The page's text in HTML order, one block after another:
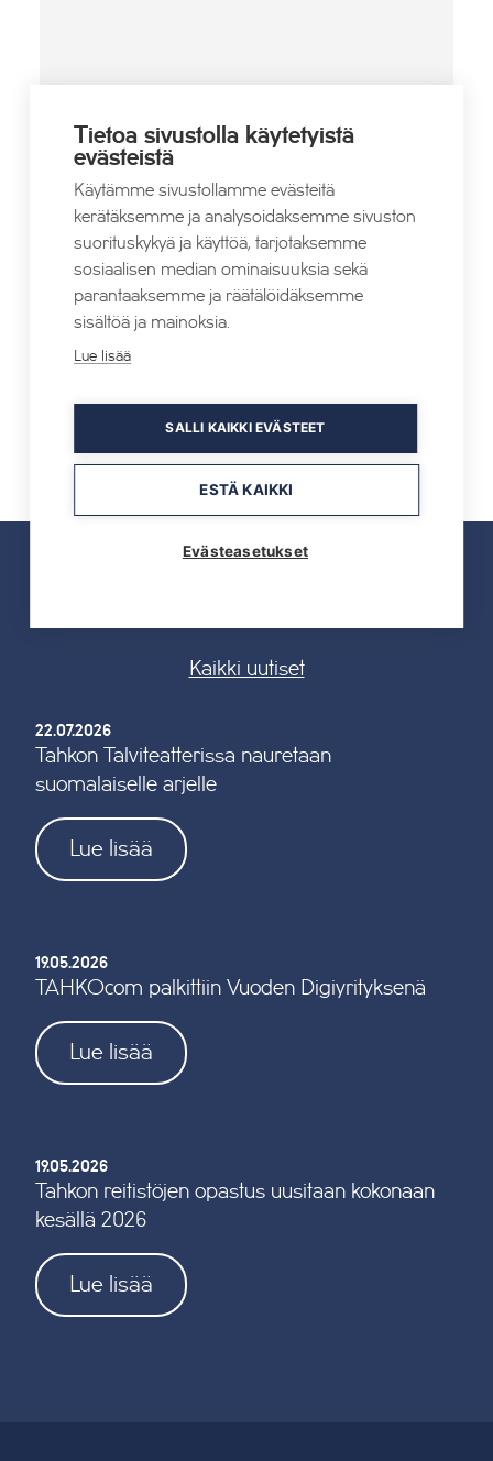
Tahko Spa Hotel
Keitaankatu 1
Tahkovuori, 73310
+ Google Map
Puhelin
0600 550 148
Verkkosivusto
Pubivisa
Joulurauhan julistus ja koko perheen
joululaulut
Kaikki uutiset
22.07.2026
Tahkon Talviteatterissa nauretaan
suomalaiselle arjelle
Lue lisää
19.05.2026
TAHKOcom palkittiin Vuoden Digiyrityksenä
Lue lisää
19.05.2026
Tahkon reitistöjen opastus uusitaan kokonaan
kesällä 2026
Lue lisää
Tietoa sivustolla käytetyistä
evästeistä
Käytämme sivustollamme evästeitä
kerätäksemme ja analysoidaksemme sivuston
suorituskykyä ja käyttöä, tarjotaksemme
sosiaalisen median ominaisuuksia sekä
parantaaksemme ja räätälöidäksemme
sisältöä ja mainoksia.
Lue lisää
SALLI KAIKKI EVÄSTEET
ESTÄ KAIKKI
Evästeasetukset